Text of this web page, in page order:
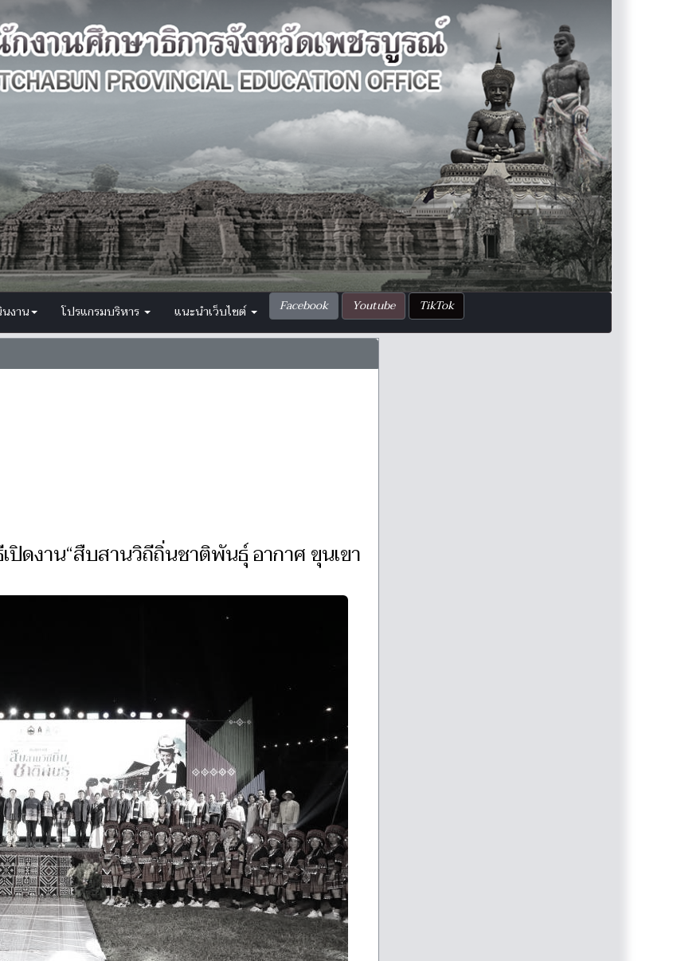
งาน โปรแกรมบริหาร แนะนำเว็บไซต์ Facebook Youtube TikTok
ปิดงาน“สืบสานวิถีถิ่นชาติพันธุ์ อากาศ ขุนเขา